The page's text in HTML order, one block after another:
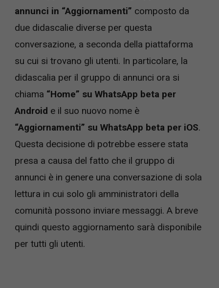
annunci in “Aggiornamenti” composto da
due didascalie diverse per questa
conversazione, a seconda della piattaforma
su cui si trovano gli utenti. In particolare, la
didascalia per il gruppo di annunci ora si
chiama “Home” su WhatsApp beta per
Android e il suo nuovo nome è
“Aggiornamenti” su WhatsApp beta per iOS.
Questa decisione di potrebbe essere stata
presa a causa del fatto che il gruppo di
annunci è in genere una conversazione di sola
lettura in cui solo gli amministratori della
comunità possono inviare messaggi. A breve
quindi questo aggiornamento sarà disponibile
per tutti gli utenti.